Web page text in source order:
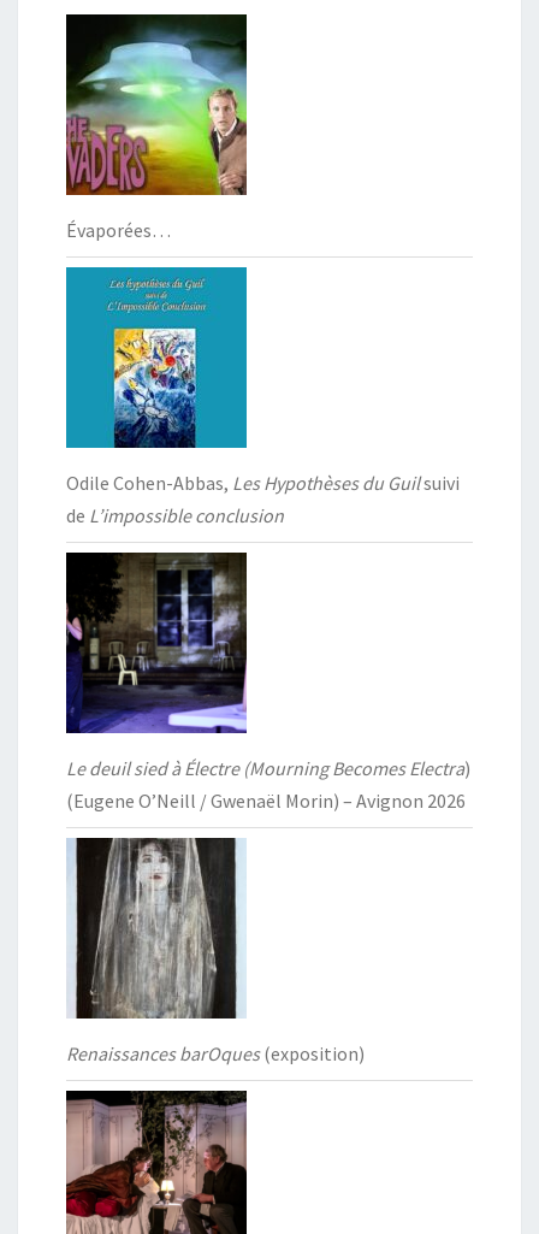
Évaporées…
Odile Cohen-Abbas, Les Hypothèses du Guilsuivi
de L’impossible conclusion
Le deuil sied à Électre (Mourning Becomes Electra)
(Eugene O’Neill / Gwenaël Morin) – Avignon 2026
Renaissances barOques(exposition)